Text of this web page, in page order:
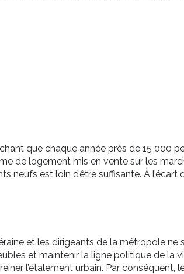
que chaque année près de 15 000
de logement mis en vente sur les
est loin d’être suffisante. À
et les dirigeants de la métropole
et maintenir la ligne politique de
l’étalement urbain. Par